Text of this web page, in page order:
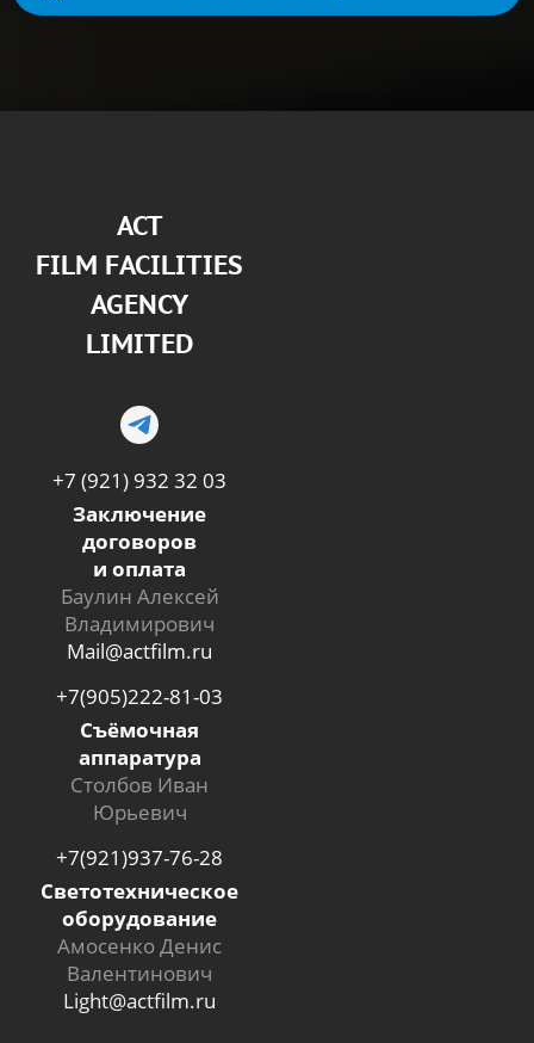
АСТ
FILM FACILITIES
AGENCY
LIMITED
+7 (921) 932 32 03
Заключение
договоров
и оплата
Баулин Алексей
Владимирович
Mail@actfilm.ru
+7(905)222-81-03
Съёмочная
аппаратура
Столбов Иван
Юрьевич
+7(921)937-76-28
Светотехническое
оборудование
Амосенко Денис
Валентинович
Light@actfilm.ru